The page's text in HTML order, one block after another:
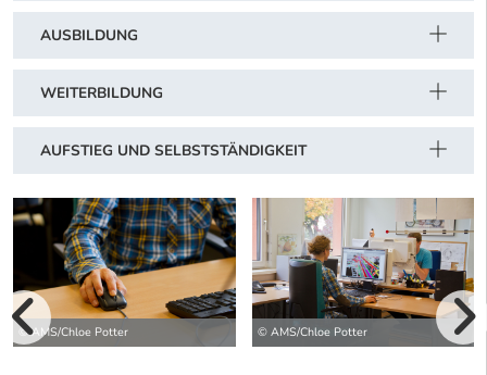
AUSBILDUNG
WEITERBILDUNG
AUFSTIEG UND SELBSTSTÄNDIGKEIT
© AMS/Chloe Potter © AMS/Chloe Potter